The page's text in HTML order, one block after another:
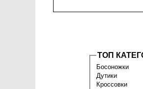
ТОП
Босоножки
Дутики
Кроссовки